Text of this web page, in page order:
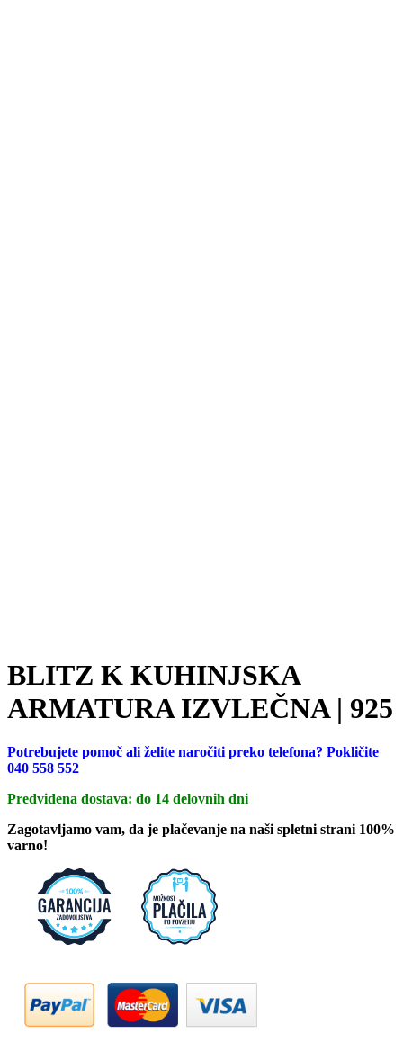
BLITZ K KUHINJSKA
ARMATURA IZVLEČNA | 925
Potrebujete pomoč ali želite naročiti preko telefona? Pokličite
040 558 552
Predvidena dostava: do 14 delovnih dni
Zagotavljamo vam, da je plačevanje na naši spletni strani 100%
varno!